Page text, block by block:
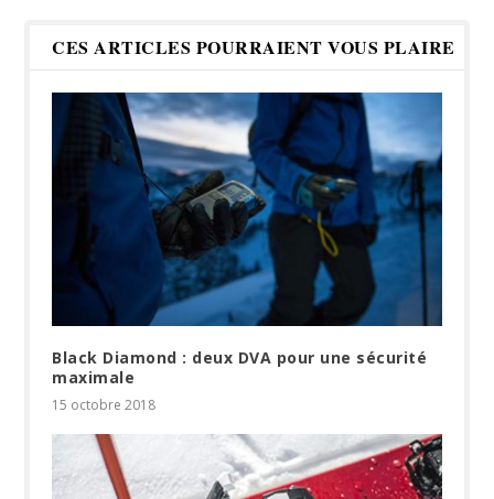
CES ARTICLES POURRAIENT VOUS PLAIRE
Black Diamond : deux DVA pour une sécurité
maximale
15 octobre 2018